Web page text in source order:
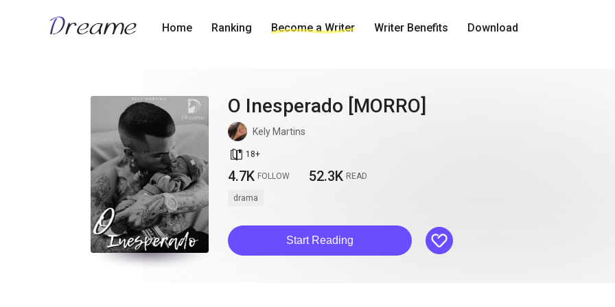
Home Ranking Become a Writer Writer Benefits Download
O Inesperado [MORRO]
Kely Martins
book_age 18+
4.7K FOLLOW 52.3K READ
drama
Start Reading like